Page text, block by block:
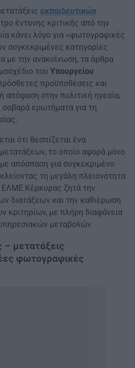
εκπαιδευτικών
έντονης κριτικής από την
κάνει λόγο για «φωτογραφικές
συγκεκριμένες κατηγορίες
με την ανακοίνωση, τα άρθρα
του Υπουργείου
προϋποθέσεις και
απόφαση στην πολιτική ηγεσία,
ερωτήματα για τη
ότι θεσπίζεται ένα
το οποίο αφορά μόνο
απόσπαση για συγκεκριμένο
τη μεγάλη πλειονότητα
Κέρκυρας ζητά την
διατάξεων και την καθιέρωση
κριτηρίων, με πλήρη διαφάνεια
μεταβολών
– μετατάξεις
φωτογραφικές